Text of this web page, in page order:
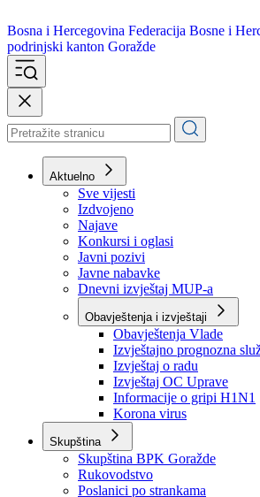
Bosna i Hercegovina
podrinjski kanton Goražde
Aktuelno
Sve vijesti
Izdvojeno
Najave
Konkursi i oglasi
Javni pozivi
Javne nabavke
Dnevni izvještaj MUP-a
Obavještenja i izvještaji
Obavještenja Vlade
Izvještajno prognozna
Izvještaj o radu
Izvještaj OC Uprave
Informacije o gripi H1N1
Korona virus
Skupština